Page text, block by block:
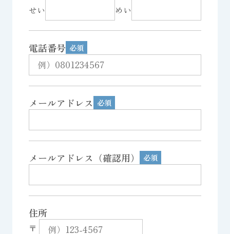
せい めい
電話番号
メールアドレス
メールアドレス（確認用）
住所
〒